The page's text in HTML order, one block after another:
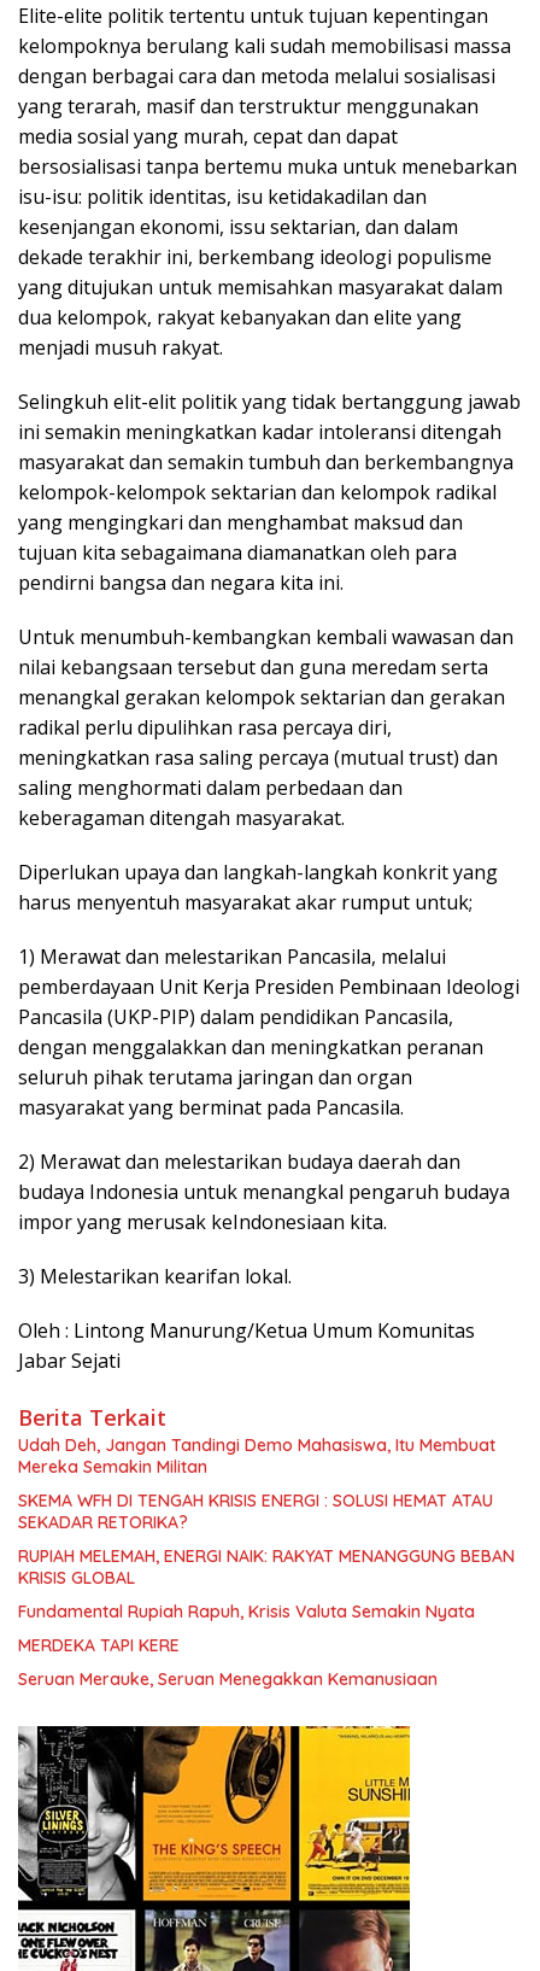
Elite-elite politik tertentu untuk tujuan kepentingan
kelompoknya berulang kali sudah memobilisasi massa
dengan berbagai cara dan metoda melalui sosialisasi
yang terarah, masif dan terstruktur menggunakan
media sosial yang murah, cepat dan dapat
bersosialisasi tanpa bertemu muka untuk menebarkan
isu-isu: politik identitas, isu ketidakadilan dan
kesenjangan ekonomi, issu sektarian, dan dalam
dekade terakhir ini, berkembang ideologi populisme
yang ditujukan untuk memisahkan masyarakat dalam
dua kelompok, rakyat kebanyakan dan elite yang
menjadi musuh rakyat.
Selingkuh elit-elit politik yang tidak bertanggung jawab
ini semakin meningkatkan kadar intoleransi ditengah
masyarakat dan semakin tumbuh dan berkembangnya
kelompok-kelompok sektarian dan kelompok radikal
yang mengingkari dan menghambat maksud dan
tujuan kita sebagaimana diamanatkan oleh para
pendirni bangsa dan negara kita ini.
Untuk menumbuh-kembangkan kembali wawasan dan
nilai kebangsaan tersebut dan guna meredam serta
menangkal gerakan kelompok sektarian dan gerakan
radikal perlu dipulihkan rasa percaya diri,
meningkatkan rasa saling percaya (mutual trust) dan
saling menghormati dalam perbedaan dan
keberagaman ditengah masyarakat.
Diperlukan upaya dan langkah-langkah konkrit yang
harus menyentuh masyarakat akar rumput untuk;
1) Merawat dan melestarikan Pancasila, melalui
pemberdayaan Unit Kerja Presiden Pembinaan Ideologi
Pancasila (UKP-PIP) dalam pendidikan Pancasila,
dengan menggalakkan dan meningkatkan peranan
seluruh pihak terutama jaringan dan organ
masyarakat yang berminat pada Pancasila.
2) Merawat dan melestarikan budaya daerah dan
budaya Indonesia untuk menangkal pengaruh budaya
impor yang merusak keIndonesiaan kita.
3) Melestarikan kearifan lokal.
Oleh : Lintong Manurung/Ketua Umum Komunitas
Jabar Sejati
Berita Terkait
Udah Deh, Jangan Tandingi Demo Mahasiswa, Itu Membuat
Mereka Semakin Militan
SKEMA WFH DI TENGAH KRISIS ENERGI : SOLUSI HEMAT ATAU
SEKADAR RETORIKA?
RUPIAH MELEMAH, ENERGI NAIK: RAKYAT MENANGGUNG BEBAN
KRISIS GLOBAL
Fundamental Rupiah Rapuh, Krisis Valuta Semakin Nyata
MERDEKA TAPI KERE
Seruan Merauke, Seruan Menegakkan Kemanusiaan